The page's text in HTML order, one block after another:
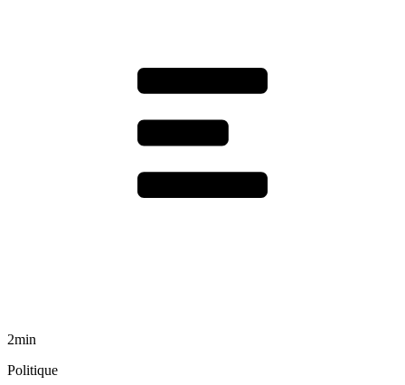
2min
Politique